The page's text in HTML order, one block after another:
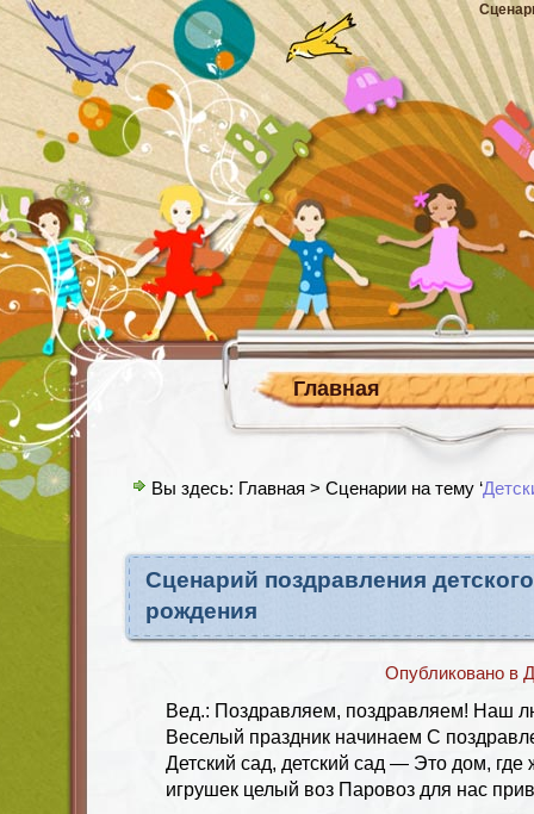
Главная
Вы здесь: Главная > Сценарии на тему ‘
Сценарий поздравления
рождения
Опубликовано в
Вед.: Поздравляем, поздравляем! Наш
Веселый праздник начинаем С
Детский сад, детский сад — Это дом, где
игрушек целый воз Паровоз для нас